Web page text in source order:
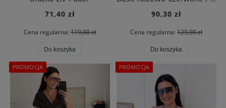
71,40 zł
Cena regularna: 119,00 zł
Do koszyka
90,30 zł
Cena regularna: 129,00 zł
Do koszyka
PROMOCJA PROMOCJA